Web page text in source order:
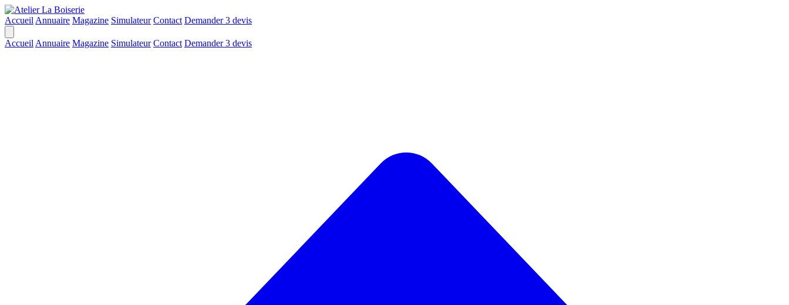
Accueil Annuaire Magazine Simulateur Contact Demander 3 devis
Accueil Annuaire Magazine Simulateur Contact Demander 3 devis